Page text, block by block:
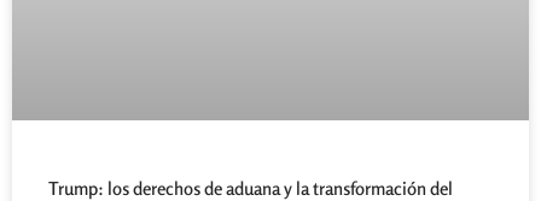
Trump: los derechos de aduana y la transformación del